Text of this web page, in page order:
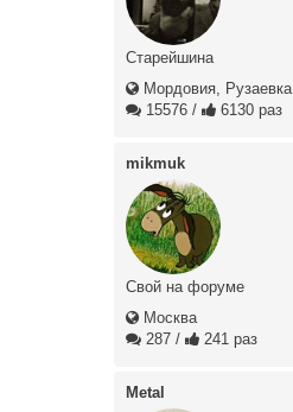
Старейшина
Мордовия, Рузаевка
15576 / 6130 раз
mikmuk
Свой на форуме
Москва
287 / 241 раз
Metal